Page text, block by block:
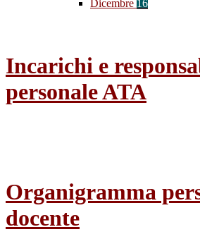
Dicembre 16
Incarichi e
personale ATA
Organigramma
docente